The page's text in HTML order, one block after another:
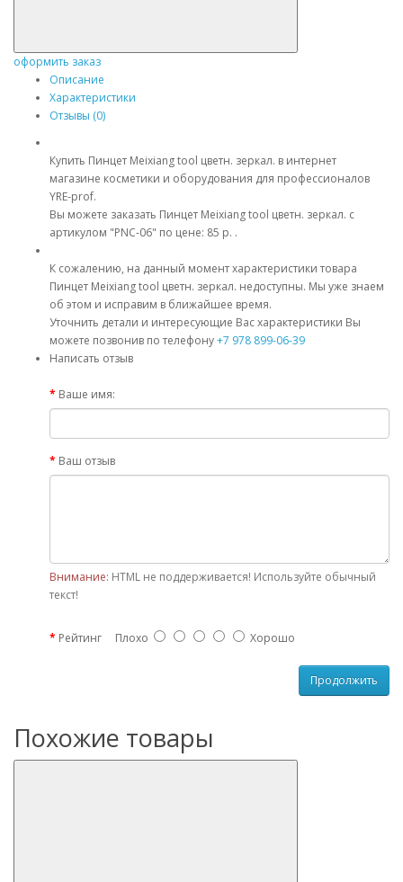
оформить заказ
Описание
Характеристики
Отзывы (0)
Купить Пинцет Meixiang tool цветн. зеркал. в интернет
магазине косметики и оборудования для профессионалов
YRE-prof.
Вы можете заказать Пинцет Meixiang tool цветн. зеркал. с
артикулом "PNC-06" по цене: 85 р. .
К сожалению, на данный момент характеристики товара
Пинцет Meixiang tool цветн. зеркал. недоступны. Мы уже знаем
об этом и исправим в ближайшее время.
Уточнить детали и интересующие Вас характеристики Вы
можете позвонив по телефону+7 978 899-06-39
Написать отзыв
Ваше имя:
Ваш отзыв
Внимание: HTML не поддерживается! Используйте обычный
текст!
Рейтинг Плохо Хорошо
Продолжить
Похожие товары